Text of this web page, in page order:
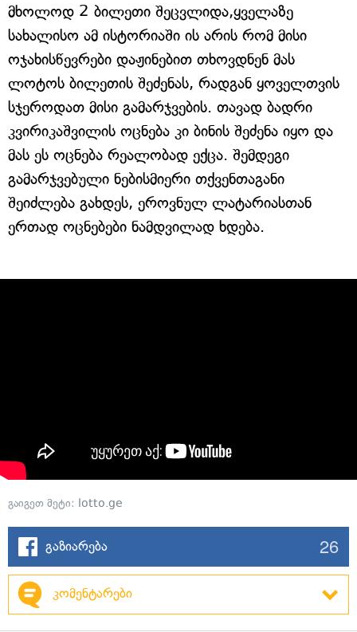
მხოლოდ 2 ბილეთი შეცვლიდა,ყველაზე
სახალისო ამ ისტორიაში ის არის რომ მისი
ოჯახისწევრები დაჟინებით თხოვდნენ მას
ლოტოს ბილეთის შეძენას, რადგან ყოველთვის
სჯეროდათ მისი გამარჯვების. თავად ბადრი
კვირიკაშვილის ოცნება კი ბინის შეძენა იყო და
მას ეს ოცნება რეალობად ექცა. შემდეგი
გამარჯვებული ნებისმიერი თქვენთაგანი
შეიძლება გახდეს, ეროვნულ ლატარიასთან
ერთად ოცნებები ნამდვილად ხდება.
გაიგეთ მეტი: lotto.ge
გაზიარება 26
კომენტარები